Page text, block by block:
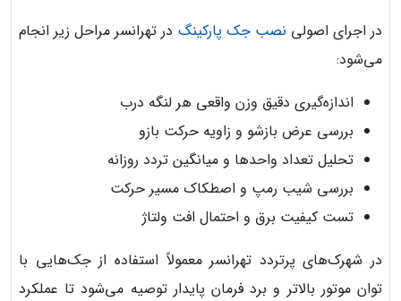
در اجرای اصولی نصب جک پارکینگ در تهرانسر مراحل زیر انجام
می‌شود:
اندازه‌گیری دقیق وزن واقعی هر لنگه درب
بررسی عرض بازشو و زاویه حرکت بازو
تحلیل تعداد واحدها و میانگین تردد روزانه
بررسی شیب رمپ و اصطکاک مسیر حرکت
تست کیفیت برق و احتمال افت ولتاژ
در شهرک‌های پرتردد تهرانسر معمولاً استفاده از جک‌هایی با
توان موتور بالاتر و برد فرمان پایدار توصیه می‌شود تا عملکرد